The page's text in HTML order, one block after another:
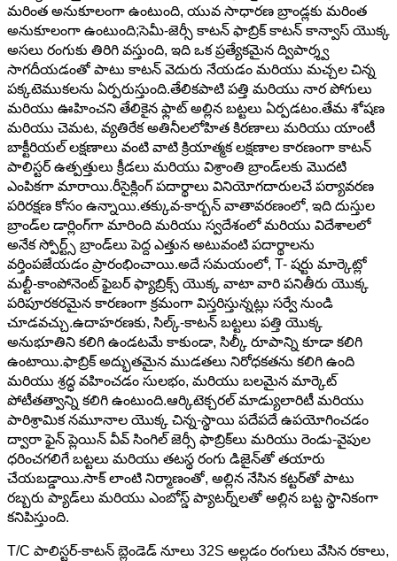
మరింత అనుకూలంగా ఉంటుంది, యువ సాధారణ బ్రాండ్లకు మరింత
అనుకూలంగా ఉంటుంది;సెమీ-జెర్సీ కాటన్ ఫాబ్రిక్ కాటన్ కాన్వాస్ యొక్క
అసలు రంగుకు తిరిగి వస్తుంది, ఇది ఒక ప్రత్యేకమైన ద్విపార్శ్వ
సాగదీయడంతో పాటు కాటన్ వెదురు నేయడం మరియు మచ్చల చిన్న
పక్కటెముకలను ఏర్పరుస్తుంది.తేలికపాటి పత్తి మరియు నార పోగులు
మరియు ఊహించని తేలికైన ఫ్లాట్ అల్లిన బట్టలు ఏర్పడటం.తేమ శోషణ
మరియు చెమట, వ్యతిరేక అతినీలలోహిత కిరణాలు మరియు యాంటీ
బాక్టీరియల్ లక్షణాలు వంటి వాటి క్రియాత్మక లక్షణాల కారణంగా కాటన్
పాలిస్టర్ ఉత్పత్తులు క్రీడలు మరియు విశ్రాంతి బ్రాండ్‌లకు మొదటి
ఎంపికగా మారాయి.రీసైక్లింగ్ పదార్థాలు వినియోగదారులచే పర్యావరణ
పరిరక్షణ కోసం ఉన్నాయి.తక్కువ-కార్బన్ వాతావరణంలో, ఇది దుస్తుల
బ్రాండ్‌ల డార్లింగ్‌గా మారింది మరియు స్వదేశంలో మరియు విదేశాలలో
అనేక స్పోర్ట్స్ బ్రాండ్‌లు పెద్ద ఎత్తున అటువంటి పదార్థాలను
వర్తింపజేయడం ప్రారంభించాయి.అదే సమయంలో, T- షర్టు మార్కెట్లో
మల్టీ-కాంపోనెంట్ ఫైబర్ ఫ్యాబ్రిక్స్ యొక్క వాటా వారి పనితీరు యొక్క
పరిపూరకరమైన కారణంగా క్రమంగా విస్తరిస్తున్నట్లు సర్వే నుండి
చూడవచ్చు.ఉదాహరణకు, సిల్క్-కాటన్ బట్టలు పత్తి యొక్క
అనుభూతిని కలిగి ఉండటమే కాకుండా, సిల్కీ రూపాన్ని కూడా కలిగి
ఉంటాయి.ఫాబ్రిక్ అద్భుతమైన ముడతలు నిరోధకతను కలిగి ఉంది
మరియు శ్రద్ధ వహించడం సులభం, మరియు బలమైన మార్కెట్
పోటీతత్వాన్ని కలిగి ఉంటుంది.ఆర్కిటెక్చరల్ మాడ్యులారిటీ మరియు
పారిశ్రామిక నమూనాల యొక్క చిన్న-స్థాయి పదేపదే ఉపయోగించడం
ద్వారా ఫైన్ ప్లెయిన్ వీవ్ సింగిల్ జెర్సీ ఫాబ్రిక్‌లు మరియు రెండు-వైపుల
ధరించగలిగే బట్టలు మరియు తటస్థ రంగు డిజైన్‌తో తయారు
చేయబడ్డాయి.సాక్ లాంటి నిర్మాణంతో, అల్లిన నేసిన కట్టర్‌తో పాటు
రబ్బరు ప్యాడ్‌లు మరియు ఎంబోస్డ్ ప్యాటర్న్‌లతో అల్లిన బట్ట స్థానికంగా
కనిపిస్తుంది.
T/C పాలిస్టర్-కాటన్ బ్లెండెడ్ నూలు 32S అల్లడం రంగులు వేసిన రకాలు,